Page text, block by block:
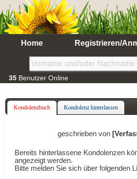
Home Registrieren/
35 Benutzer Online
Kondolenzbuch Kondolenz hinterlassen
geschrieben von
Bereits hinterlassene Kondolenzen
angezeigt werden.
Bitte melden Sie sich über folgenden